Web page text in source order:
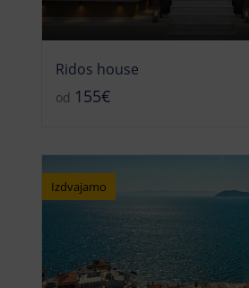
Ridos house
od 155€
Izdvajamo